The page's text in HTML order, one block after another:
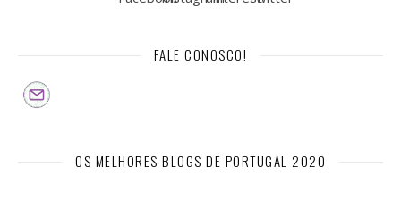
FALE CONOSCO!
OS MELHORES BLOGS DE PORTUGAL 2020